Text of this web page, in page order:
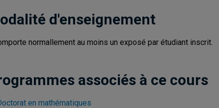
d'enseignement
normallement au moins un exposé par étudiant inscrit.
associés à ce cours
en mathématiques